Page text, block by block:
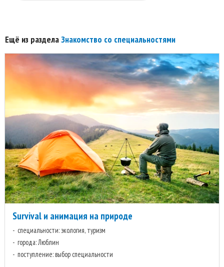
Ещё из разделаЗнакомство со специальностями
Survival и анимация на природе
специальности: экология, туризм
города: Люблин
поступление: выбор специальности